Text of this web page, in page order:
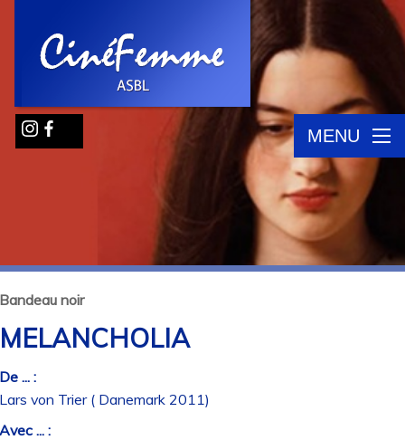
MENU
noir
... :
von Trier ( Danemark 2011)
... :